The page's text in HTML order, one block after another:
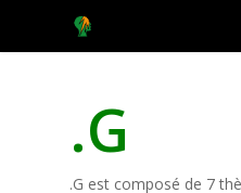
.G
.G est composé de 7